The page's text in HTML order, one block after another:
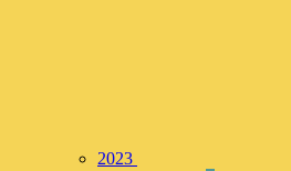
2023